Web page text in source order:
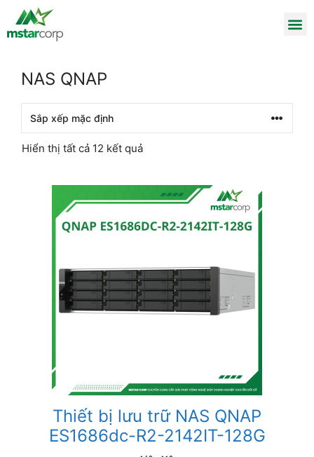
NAS QNAP
Hiển thị tất cả 12 kết quả
Thiết bị lưu trữ NAS QNAP
ES1686dc-R2-2142IT-128G